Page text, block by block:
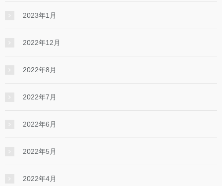
2023年1月
2022年12月
2022年8月
2022年7月
2022年6月
2022年5月
2022年4月